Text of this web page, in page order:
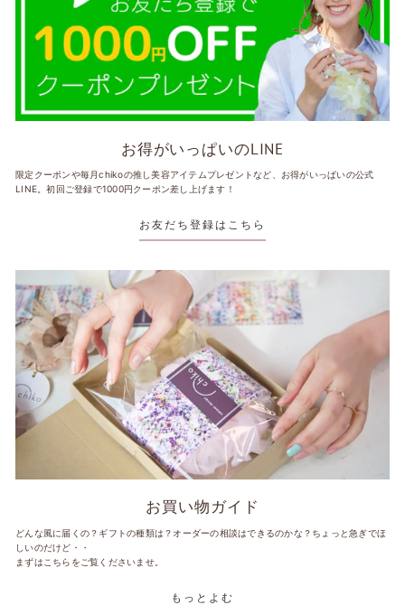
お得がいっぱいのLINE
限定クーポンや毎月chikoの推し美容アイテムプレゼントなど、お得がいっぱいの公式
LINE。初回ご登録で1000円クーポン差し上げます！
お友だち登録はこちら
お買い物ガイド
どんな風に届くの？ギフトの種類は？オーダーの相談はできるのかな？ちょっと急ぎでほ
しいのだけど・・
まずはこちらをご覧くださいませ。
もっとよむ